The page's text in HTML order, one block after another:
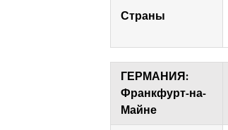
Страны
ГЕРМАНИЯ:
Франкфурт-на-
Майне